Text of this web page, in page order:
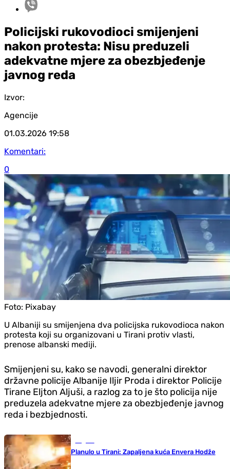
Policijski rukovodioci smijenjeni
nakon protesta: Nisu preduzeli
adekvatne mjere za obezbjeđenje
javnog reda
Izvor:
Agencije
01.03.2026 19:58
Komentari:
0
Foto: Pixabay
U Albaniji su smijenjena dva policijska rukovodioca nakon
protesta koji su organizovani u Tirani protiv vlasti,
prenose albanski mediji.
Smijenjeni su, kako se navodi, generalni direktor
državne policije Albanije Iljir Proda i direktor Policije
Tirane Eljton Aljuši, a razlog za to je što policija nije
preduzela adekvatne mjere za obezbjeđenje javnog
reda i bezbjednosti.
Planulo u Tirani: Zapaljena kuća Envera Hodže